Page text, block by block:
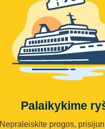
Palaikykime
Nepraleiskite progos,